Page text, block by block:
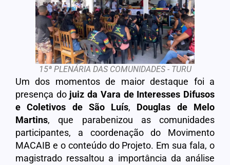
15ª PLENÁRIA DAS COMUNIDADES - TURU
Um dos momentos de maior destaque foi a
presença do juiz da Vara de Interesses Difusos
e Coletivos de São Luís, Douglas de Melo
Martins, que parabenizou as comunidades
participantes, a coordenação do Movimento
MACAIB e o conteúdo do Projeto. Em sua fala, o
magistrado ressaltou a importância da análise